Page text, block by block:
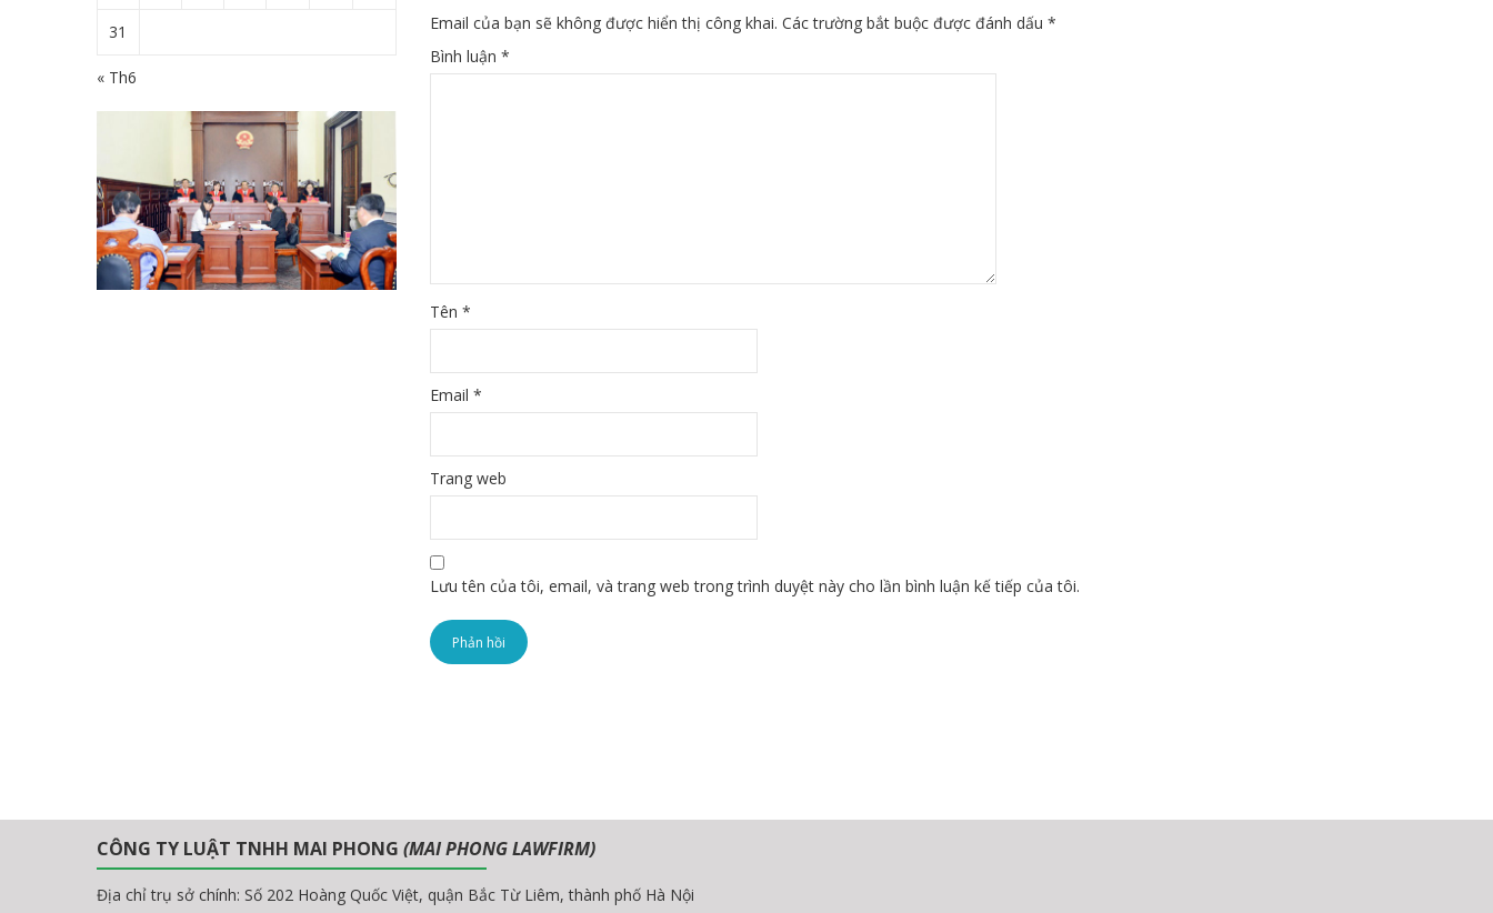
Email của bạn sẽ không được hiển thị công khai. Các trường bắt buộc được đánh dấu *
Bình luận *
Tên *
Email *
Trang web
Lưu tên của tôi, email, và trang web trong trình duyệt này cho lần bình luận kế tiếp của tôi.
31
« Th6
CÔNG TY LUẬT TNHH MAI PHONG (MAI PHONG LAWFIRM)
Địa chỉ trụ sở chính: Số 202 Hoàng Quốc Việt, quận Bắc Từ Liêm, thành phố Hà Nội